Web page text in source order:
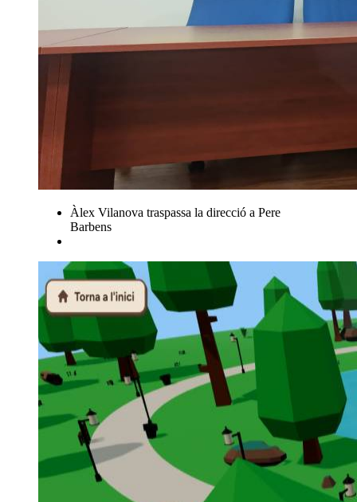
Àlex Vilanova traspassa la direcció a Pere
Barbens